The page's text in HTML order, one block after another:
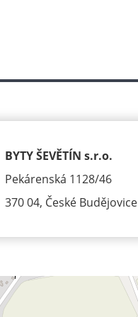
BYTY ŠEVĚTÍN s.r.o.
Pekárenská 1128/46
370 04, České